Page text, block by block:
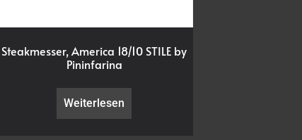
Steakmesser, America 18/10 STILE by
Pininfarina
Weiterlesen